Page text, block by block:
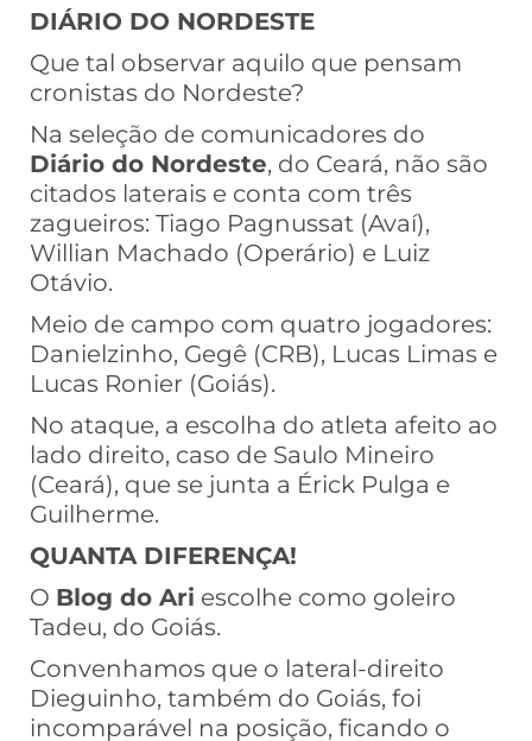
DIÁRIO DO NORDESTE
Que tal observar aquilo que pensam
cronistas do Nordeste?
Na seleção de comunicadores do
Diário do Nordeste, do Ceará, não são
citados laterais e conta com três
zagueiros: Tiago Pagnussat (Avaí),
Willian Machado (Operário) e Luiz
Otávio.
Meio de campo com quatro jogadores:
Danielzinho, Gegê (CRB), Lucas Limas e
Lucas Ronier (Goiás).
No ataque, a escolha do atleta afeito ao
lado direito, caso de Saulo Mineiro
(Ceará), que se junta a Érick Pulga e
Guilherme.
QUANTA DIFERENÇA!
O Blog do Ari escolhe como goleiro
Tadeu, do Goiás.
Convenhamos que o lateral-direito
Dieguinho, também do Goiás, foi
incomparável na posição, ficando o